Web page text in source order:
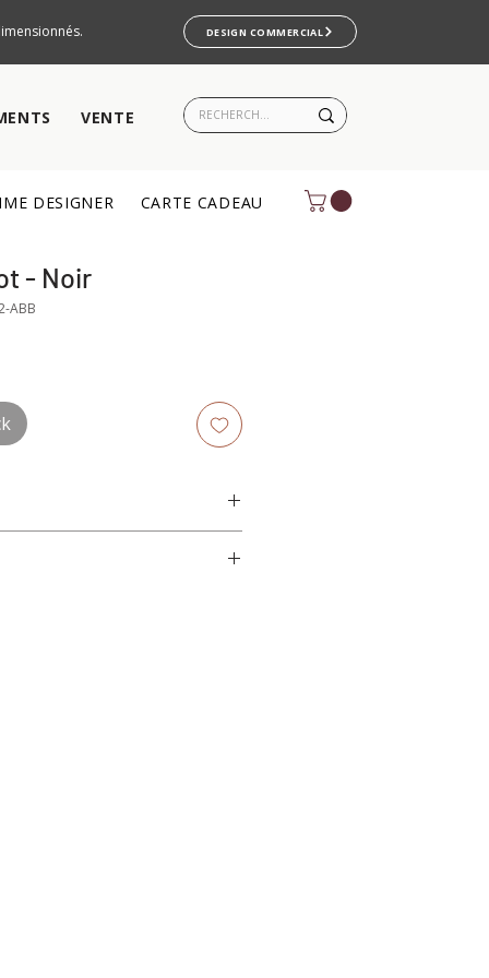
DESIGN COMMERCIAL
VENTE
DESIGNER CARTE CADEAU
- Noir
ABB